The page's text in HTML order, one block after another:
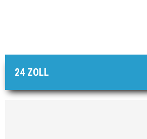
24 ZOLL